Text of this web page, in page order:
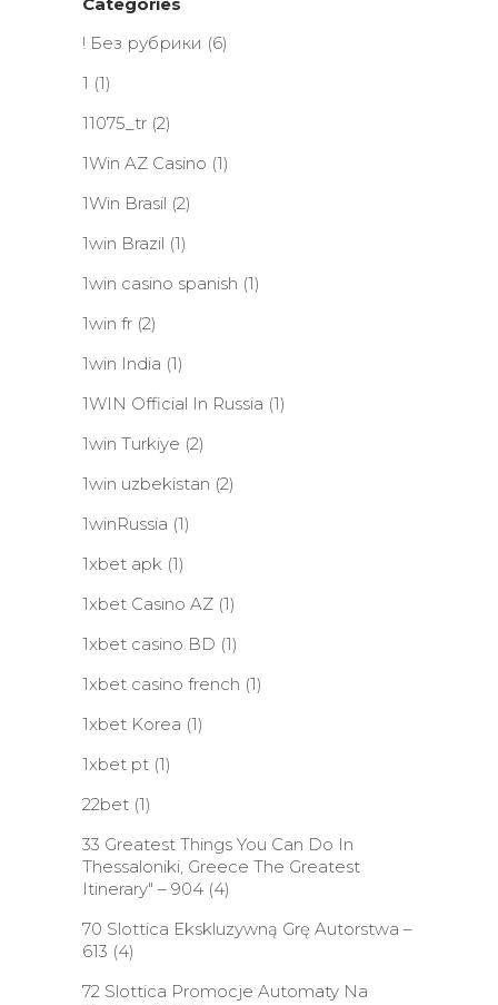
! Без рубрики (6)
1 (1)
11075_tr (2)
1Win AZ Casino (1)
1Win Brasil (2)
1win Brazil (1)
1win casino spanish (1)
1win fr (2)
1win India (1)
1WIN Official In Russia (1)
1win Turkiye (2)
1win uzbekistan (2)
1winRussia (1)
1xbet apk (1)
1xbet Casino AZ (1)
1xbet casino BD (1)
1xbet casino french (1)
1xbet Korea (1)
1xbet pt (1)
22bet (1)
33 Greatest Things You Can Do In
Thessaloniki, Greece The Greatest
Itinerary" – 904 (4)
70 Slottica Ekskluzywną Grę Autorstwa –
613 (4)
72 Slottica Promocje Automaty Na